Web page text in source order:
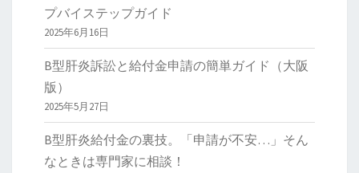
プバイステップガイド
2025年6月16日
B型肝炎訴訟と給付金申請の簡単ガイド（大阪
版）
2025年5月27日
B型肝炎給付金の裏技。「申請が不安…」そん
なときは専門家に相談！